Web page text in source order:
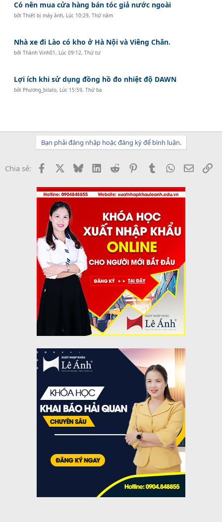
Có nên mua cửa hàng bán tóc giả nước ngoài
bởiThiết bị máy ảnh, Lúc 10:29, Thứ năm
Nhà xe đi Lào có kho ở Hà Nội và Viêng Chăn.
bởiThành Vinh01 , Lúc 09:12, Thứ tư
Lợi ích khi sử dụng đồng hồ đo nhiệt độ DAWN
bởi Phương_bilalo, Lúc 15:59, Thứ ba
Bạn phải đăng nhập hoặc đăng ký để bình luận.
Chia sẻ: Facebook BlueskyLinkedInReddit PinterestTumblrWhatsApp
Email